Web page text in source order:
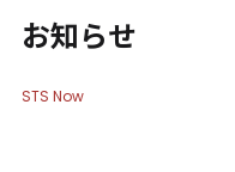
拠点案内
お知らせ
STS Now